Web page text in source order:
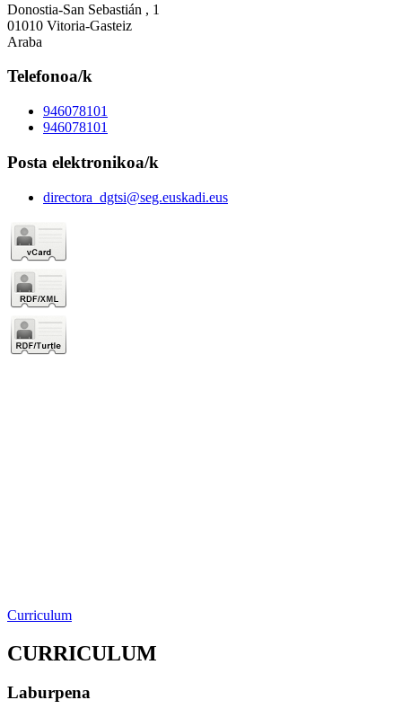
Donostia-San Sebastián , 1
01010 Vitoria-Gasteiz
Araba
Telefonoa/k
946078101
946078101
Posta elektronikoa/k
directora_dgtsi@seg.euskadi.eus
Curriculum
CURRICULUM
Laburpena